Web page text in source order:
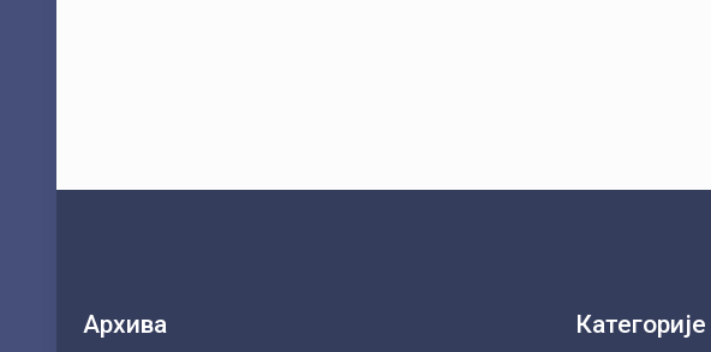
Архива Категорије